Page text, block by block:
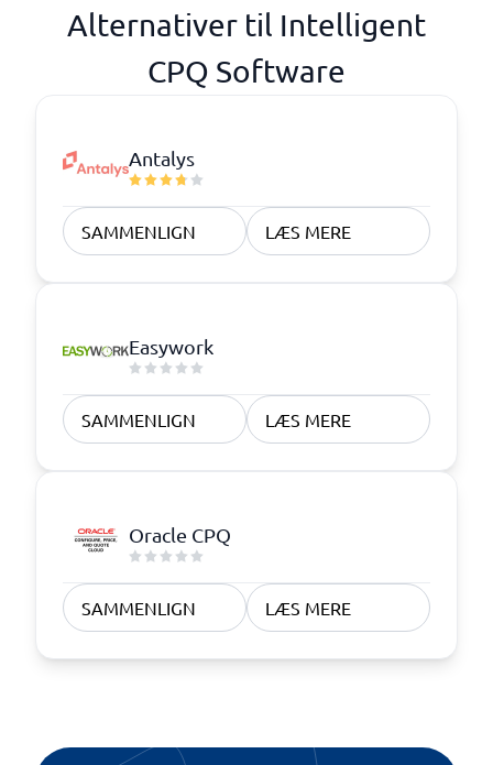
Alternativer til Intelligent
CPQ Software
Antalys
SAMMENLIGN LÆS MERE
Easywork
SAMMENLIGN LÆS MERE
Oracle CPQ
SAMMENLIGN LÆS MERE